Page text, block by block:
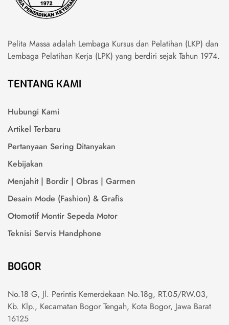
Pelita Massa adalah Lembaga Kursus dan Pelatihan (LKP) dan
Lembaga Pelatihan Kerja (LPK) yang berdiri sejak Tahun 1974.
TENTANG KAMI
Hubungi Kami
Artikel Terbaru
Pertanyaan Sering Ditanyakan
Kebijakan
Menjahit | Bordir | Obras | Garmen
Desain Mode (Fashion) & Grafis
Otomotif Montir Sepeda Motor
Teknisi Servis Handphone
BOGOR
No.18 G, Jl. Perintis Kemerdekaan No.18g, RT.05/RW.03,
Kb. Klp., Kecamatan Bogor Tengah, Kota Bogor, Jawa Barat
16125